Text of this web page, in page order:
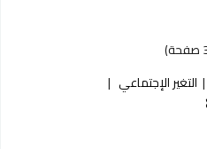
التغير الإجتماعي